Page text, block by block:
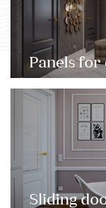
Panels
Sliding